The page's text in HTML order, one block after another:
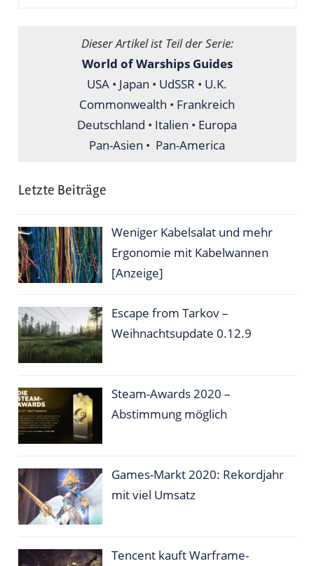
Dieser Artikel ist Teil der Serie:
World of Warships Guides
USA • Japan • UdSSR • U.K.
Commonwealth • Frankreich
Deutschland • Italien • Europa
Pan-Asien • Pan-America
Letzte Beiträge
Weniger Kabelsalat und mehr
Ergonomie mit Kabelwannen
[Anzeige]
Escape from Tarkov –
Weihnachtsupdate 0.12.9
Steam-Awards 2020 –
Abstimmung möglich
Games-Markt 2020: Rekordjahr
mit viel Umsatz
Tencent kauft Warframe-